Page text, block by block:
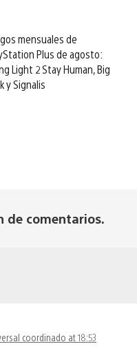
mensuales de
Plus de agosto:
Light 2 Stay Human, Big
y Signalis
de comentarios.
coordinado at 18:53